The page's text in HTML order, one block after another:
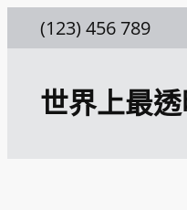
至
(123) 456 789
世界上最